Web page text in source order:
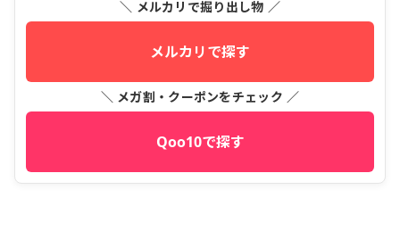
＼ メルカリで掘り出し物 ／
メルカリで探す
＼ メガ割・クーポンをチェック ／
Qoo10で探す